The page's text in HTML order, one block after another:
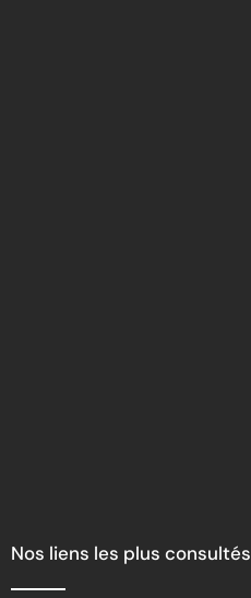
Nos liens les plus consultés